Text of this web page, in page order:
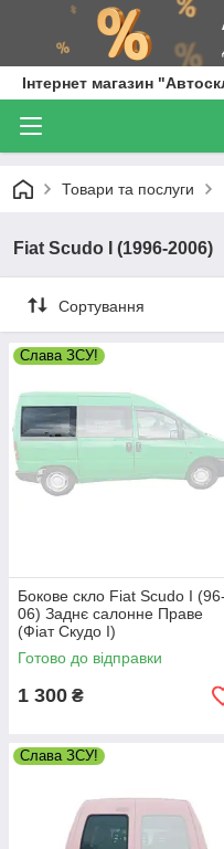
Інтернет магазин
Товари та послуги
Fiat Scudo I (1996-2006)
Сортування
Слава ЗСУ!
Бокове скло Fiat Scudo I (96-
06) Заднє салонне Праве
(Фіат Скудо I)
Готово до відправки
1 300 ₴
Слава ЗСУ!